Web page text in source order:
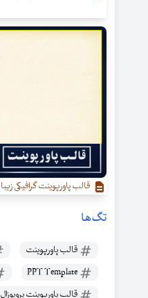
قالب پاورپوینت گرافیکی زیبا
تگ‌ها
قالب پاورپوینت
قالب پاورپوینت پروپوزال